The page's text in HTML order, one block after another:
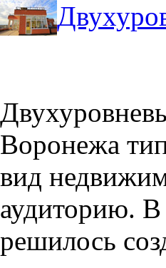
Воронежа
вид
аудиторию.
решилось